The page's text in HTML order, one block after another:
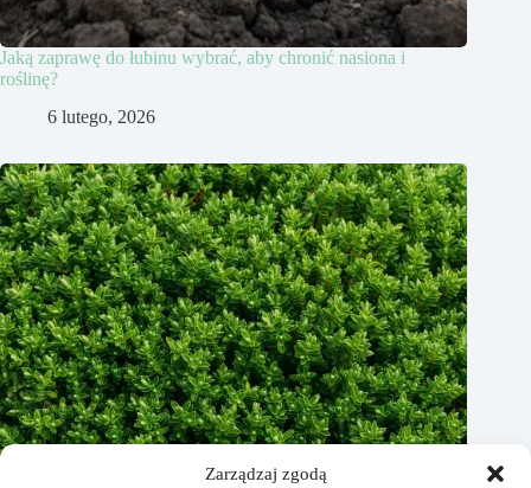
Zarządzaj zgodą
Jaką zaprawę do łubinu wybrać, aby chronić nasiona i
roślinę?
6 lutego, 2026